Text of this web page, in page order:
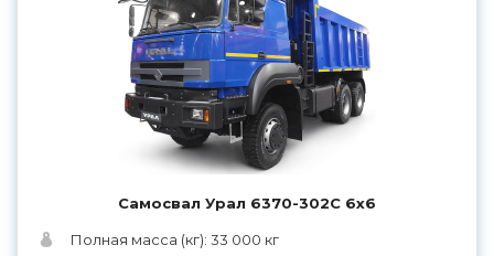
Самосвал Урал 6370-302С 6х6
Полная масса (кг): 33 000 кг